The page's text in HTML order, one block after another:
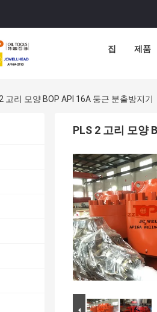
집 제품
고리 모양 BOP API 16A 둥근 분출방지기
PLS 2 고리 모양